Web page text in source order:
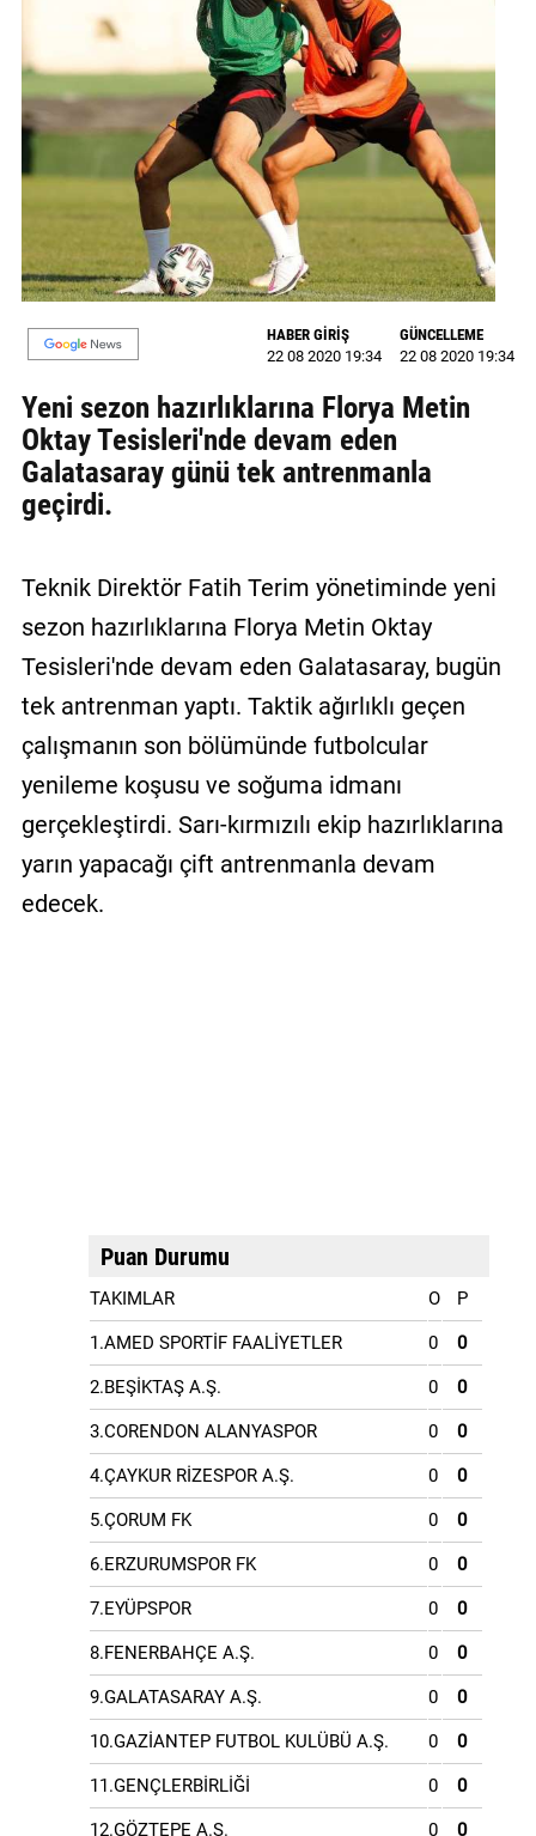
GALERİ
VİDEO
YAZARLAR
BİZE
Künye
İletişim
Gizlilik
Sözleşmesi
Kullanıcı
Sözleşmesi
HABER GİRİŞ
22 08 2020 19:34
GÜNCELLEME
22 08 2020 19:34
Yeni sezon hazırlıklarına Florya Metin
Oktay Tesisleri'nde devam eden
Galatasaray günü tek antrenmanla
geçirdi.
Teknik Direktör Fatih Terim yönetiminde yeni
sezon hazırlıklarına Florya Metin Oktay
Tesisleri'nde devam eden Galatasaray, bugün
tek antrenman yaptı. Taktik ağırlıklı geçen
çalışmanın son bölümünde futbolcular
yenileme koşusu ve soğuma idmanı
gerçekleştirdi. Sarı-kırmızılı ekip hazırlıklarına
yarın yapacağı çift antrenmanla devam
edecek.
Puan Durumu
TAKIMLAR O P
1.AMED SPORTİF FAALİYETLER 0 0
2.BEŞİKTAŞ A.Ş. 0 0
3.CORENDON ALANYASPOR 0 0
4.ÇAYKUR RİZESPOR A.Ş. 0 0
5.ÇORUM FK 0 0
6.ERZURUMSPOR FK 0 0
7.EYÜPSPOR 0 0
8.FENERBAHÇE A.Ş. 0 0
9.GALATASARAY A.Ş. 0 0
10.GAZİANTEP FUTBOL KULÜBÜ A.Ş. 0 0
11.GENÇLERBİRLİĞİ 0 0
12.GÖZTEPE A.Ş. 0 0